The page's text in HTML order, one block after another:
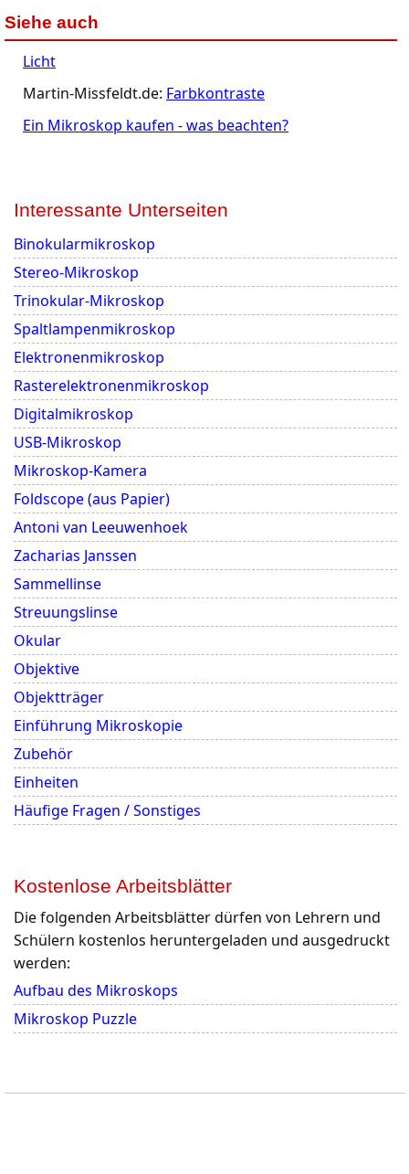
Siehe auch
Licht
Martin-Missfeldt.de: Farbkontraste
Ein Mikroskop kaufen - was beachten?
Interessante Unterseiten
Binokularmikroskop
Stereo-Mikroskop
Trinokular-Mikroskop
Spaltlampenmikroskop
Elektronenmikroskop
Rasterelektronenmikroskop
Digitalmikroskop
USB-Mikroskop
Mikroskop-Kamera
Foldscope (aus Papier)
Antoni van Leeuwenhoek
Zacharias Janssen
Sammellinse
Streuungslinse
Okular
Objektive
Objektträger
Einführung Mikroskopie
Zubehör
Einheiten
Häufige Fragen / Sonstiges
Kostenlose Arbeitsblätter
Die folgenden Arbeitsblätter dürfen von Lehrern und
Schülern kostenlos heruntergeladen und ausgedruckt
werden:
Aufbau des Mikroskops
Mikroskop Puzzle